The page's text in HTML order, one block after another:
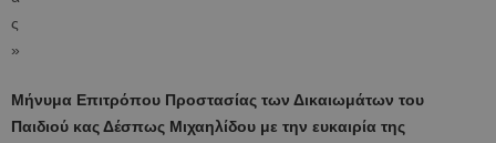
Μήνυμα Επιτρόπου Προστασίας των Δικαιωμάτων του
Παιδιού κας Δέσπως Μιχαηλίδου με την ευκαιρία της